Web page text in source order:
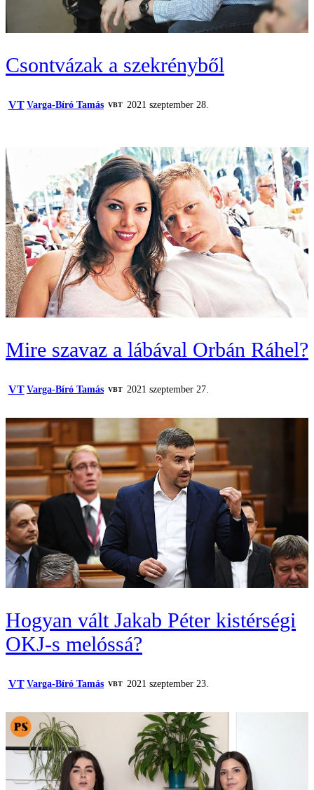
Csontvázak a szekrényből
VT Varga-Bíró Tamás VBT 2021 szeptember 28.
Mire szavaz a lábával Orbán Ráhel?
VT Varga-Bíró Tamás VBT 2021 szeptember 27.
Hogyan vált Jakab Péter kistérségi
OKJ-s melóssá?
VT Varga-Bíró Tamás VBT 2021 szeptember 23.